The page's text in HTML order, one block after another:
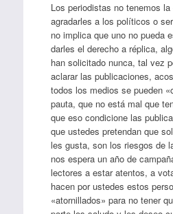
Los periodistas no tenemos
agradarles a los políticos o
no implica que uno no pueda
darles el derecho a réplica,
han solicitado nunca, tal vez
aclarar las publicaciones,
todos los medios se pueden
pauta, que no está mal que
que eso condicione las
que ustedes pretendan que
les gusta, son los riesgos de
nos espera un año de
lectores a estar atentos, a
hacen por ustedes estos
«atornillados» para no tener